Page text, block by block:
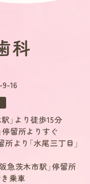
す。小児矯正において
行なう第1期治療で1～
2期治療で1～2年半を
予想より長期化するこ
矯正治療では患者さまの
や治療期間に影響しま
くなります。虫歯や歯
メンテナンスの受診が
歯が見えるようになる
ることがあります。ま
16
」より徒歩15分
停留所よりすぐ
所より「水尾三丁目」
急茨木市駅」停留所
き乗車